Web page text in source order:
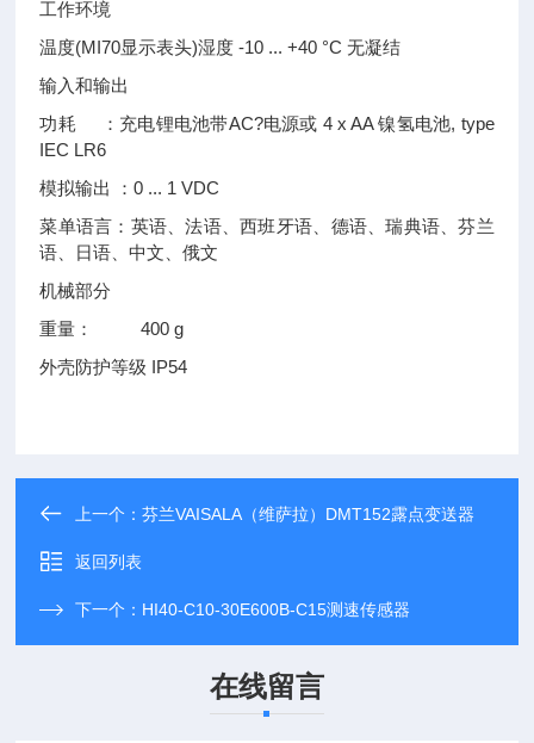
工作环境
温度(MI70显示表头)湿度 -10 ... +40 °C 无凝结
输入和输出
功耗 ：充电锂电池带AC?电源或 4 x AA 镍氢电池, type
IEC LR6
模拟输出 ：0 ... 1 VDC
菜单语言：英语、法语、西班牙语、德语、瑞典语、芬兰
语、日语、中文、俄文
机械部分
重量： 400 g
外壳防护等级 IP54
上一个：芬兰VAISALA（维萨拉）DMT152露点变送器
返回列表
下一个： HI40-C10-30E600B-C15测速传感器
在线留言